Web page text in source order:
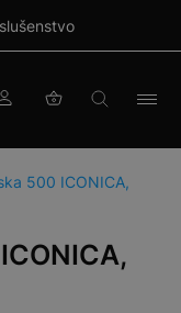
500 ICONICA,